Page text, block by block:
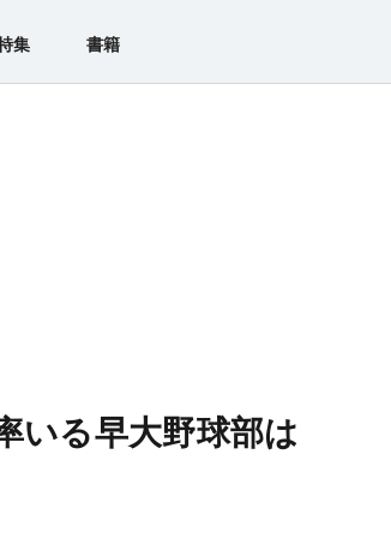
集 書籍
いる早大野球部は